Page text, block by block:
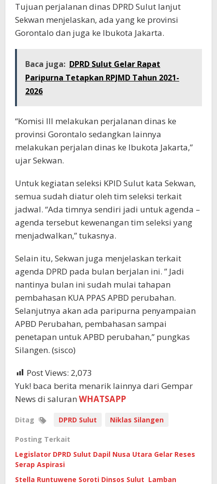
Tujuan perjalanan dinas DPRD Sulut lanjut
Sekwan menjelaskan, ada yang ke provinsi
Gorontalo dan juga ke Ibukota Jakarta.
Baca juga: DPRD Sulut Gelar Rapat
Paripurna Tetapkan RPJMD Tahun 2021-
2026
“Komisi III melakukan perjalanan dinas ke
provinsi Gorontalo sedangkan lainnya
melakukan perjalan dinas ke Ibukota Jakarta,”
ujar Sekwan.
Untuk kegiatan seleksi KPID Sulut kata Sekwan,
semua sudah diatur oleh tim seleksi terkait
jadwal. “Ada timnya sendiri jadi untuk agenda –
agenda tersebut kewenangan tim seleksi yang
menjadwalkan,” tukasnya.
Selain itu, Sekwan juga menjelaskan terkait
agenda DPRD pada bulan berjalan ini. ” Jadi
nantinya bulan ini sudah mulai tahapan
pembahasan KUA PPAS APBD perubahan.
Selanjutnya akan ada paripurna penyampaian
APBD Perubahan, pembahasan sampai
penetapan untuk APBD perubahan,” pungkas
Silangen. (sisco)
Post Views: 2,073
Yuk! baca berita menarik lainnya dari Gempar
News di saluran WHATSAPP
Ditag DPRD Sulut Niklas Silangen
Posting Terkait
Legislator DPRD Sulut Dapil Nusa Utara Gelar Reses
Serap Aspirasi
Stella Runtuwene Soroti Dinsos Sulut Lamban